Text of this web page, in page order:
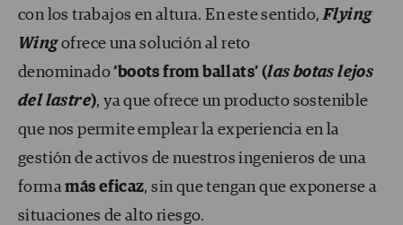
con los trabajos en altura. En este sentido,Flying
Wingofrece una solución al reto
denominado‘boots from ballats’ (las botas lejos
del lastre), ya que ofrece un producto sostenible
que nos permite emplear la experiencia en la
gestión de activos de nuestros ingenieros de una
formamás eficaz, sin que tengan que exponerse a
situaciones de alto riesgo.